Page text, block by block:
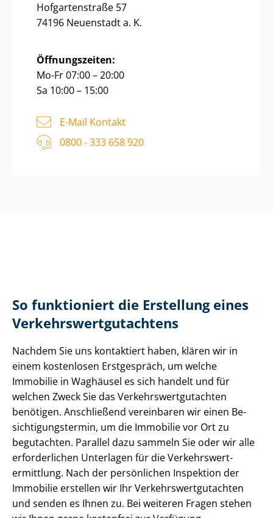
Hofgartenstraße 57
74196 Neuenstadt a. K.
Öffnungszeiten:
Mo-Fr 07:00 – 20:00
Sa 10:00 – 15:00
E-Mail Kontakt
0800 - 333 658 920
So funktioniert die Erstellung eines
Ver­kehrs­wert­gut­ach­tens
Nachdem Sie uns kontaktiert haben, klären wir in
einem kostenlosen Erstgespräch, um welche
Immobilie in Waghäusel es sich handelt und für
welchen Zweck Sie das Ver­kehrs­wert­gut­ach­ten
benötigen. Anschließend vereinbaren wir einen Be­
sich­ti­gungs­ter­min, um die Immobilie vor Ort zu
begutachten. Parallel dazu sammeln Sie oder wir alle
erforderlichen Unterlagen für die Ver­kehrs­wert­
ermitt­lung. Nach der persönlichen Inspektion der
Immobilie erstellen wir Ihr Ver­kehrs­wert­gut­ach­ten
und senden es Ihnen zu. Bei weiteren Fragen stehen